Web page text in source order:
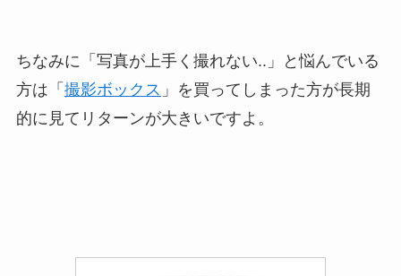
ちなみに「写真が上手く撮れない..」と悩んでいる
方は「 撮影ボックス 」を買ってしまった方が長期
的に見てリターンが大きいですよ。